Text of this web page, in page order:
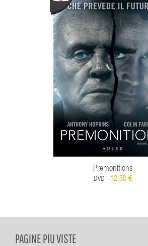
Premonitions
DVD - 12,50 €
PAGINE PIU VISTE